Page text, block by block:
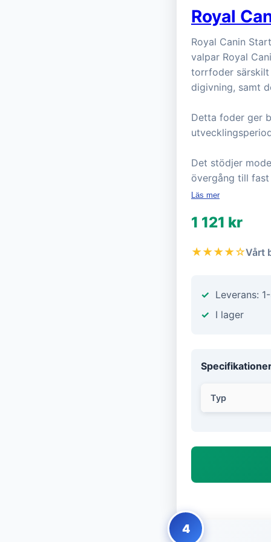
Royal
Royal Canin
valpar Royal
torrfoder
digivning, samt
Detta foder ger
Det stödjer
övergång till
Läs mer
1 121 kr
★★★★☆Vårt
Leverans:
I lager
Typ
4